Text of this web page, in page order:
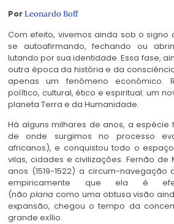
PorLeonardo Boff
Com efeito, vivemos ainda sob o signo
se autoafirmando, fechando ou
lutando por sua identidade. Essa fase,
outra época da história e da
apenas um fenômeno econômico.
político, cultural, ético e espiritual: um
planeta Terra e da Humanidade.
Há alguns milhares de anos, a espécie
de onde surgimos no processo
africanos), e conquistou todo o
vilas, cidades e civilizações. Fernão de
anos (1519-1522) a circum-
empiricamente que ela é
(não planacomo uma obtusa visão
expansão, chegou o tempo da
grande exílio.